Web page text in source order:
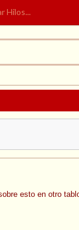
esto en otro